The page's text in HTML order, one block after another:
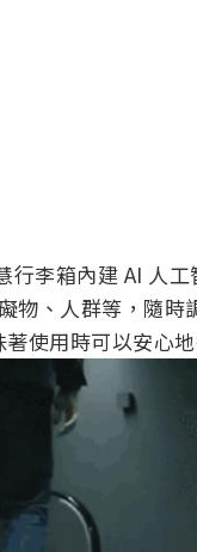
李箱內建 AI 人
物、人群等，隨
使用時可以安心